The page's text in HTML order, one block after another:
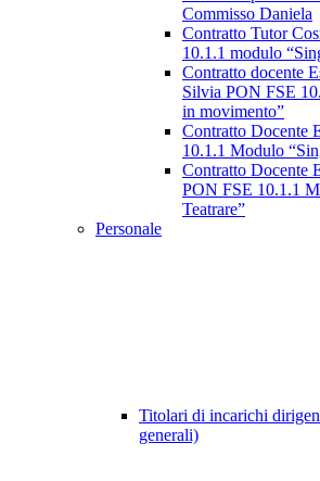
Commisso Daniela
Contratto Tutor
10.1.1 modulo
Contratto docente
Silvia PON FSE
in movimento”
Contratto Docente
10.1.1 Modulo
Contratto Docente
PON FSE 10.1.1
Teatrare”
Personale
Titolari di incarichi
generali)